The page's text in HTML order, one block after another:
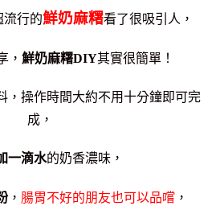
流行的鮮奶麻糬看了很吸引人，
， 鮮奶麻糬DIY其實很簡單！
，操作時間大約不用十分鐘即可完
成，
一滴水的奶香濃味，
， 腸胃不好的朋友也可以品嚐 ，